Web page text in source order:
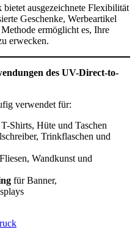
ausgezeichnete Flexibilität
Geschenke, Werbeartikel
ermöglicht es, Ihre
erwecken.
des UV-Direct-to-
verwendet für:
Shirts, Hüte und Taschen
Trinkflaschen und
Wandkunst und
für Banner,